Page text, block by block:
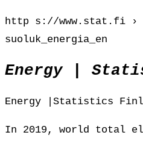
http s://www.stat.fi ›
suoluk_energia_en
Energy |
Energy |Statistics
In 2019, world total